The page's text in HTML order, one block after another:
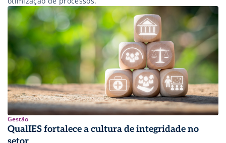
Gestão
QualIES fortalece a cultura de integridade no